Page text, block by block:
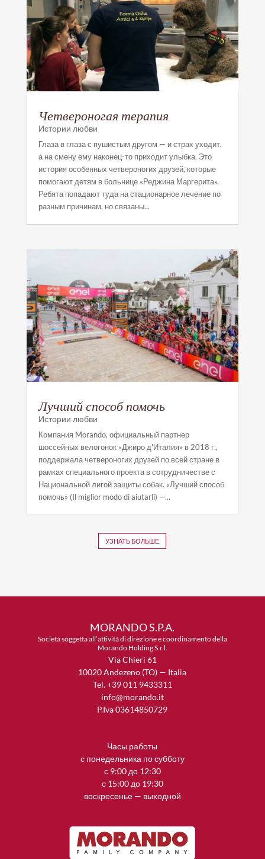
Четвероногая терапия
Истории любви
Глаза в глаза с пушистым другом — и страх уходит,
а на смену ему наконец-то приходит улыбка. Это
история особенных четвероногих друзей, которые
помогают детям в больнице «Реджина Маргерита».
Ребята попадают туда на стационарное лечение по
разным причинам, но связаны...
Лучший способ помочь
Истории любви
Компания Morando, официальный партнер
шоссейных велогонок «Джиро д'Италия» в 2018 г.,
поддержала четвероногих друзей по всей стране в
рамках специального проекта в сотрудничестве с
Национальной лигой защиты собак. «Лучший способ
помочь» (Il miglior modo di aiutarli) —...
УЗНАТЬ БОЛЬШЕ
MORANDO S.P.A.
Società soggetta all’attività di direzione e coordinamento della
Morando Holding S.r.l.
Via Chieri 61
10020 Andezeno (TO) — Italia
Tel. +39 011 9433311
info@morando.it
P.Iva 03614850729
Часы работы
с понедельника по субботу
с 9:00 до 12:30
с 15:00 до 19:30
воскресенье — выходной